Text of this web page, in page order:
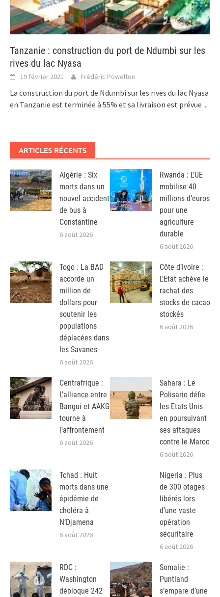
Tanzanie : construction du port de Ndumbi sur les
rives du lac Nyasa
19 février 2021 Frédéric Powelton
La construction du port de Ndumbi sur les rives du lac Nyasa
en Tanzanie est terminée à 55% et sa livraison est prévue ...
ARTICLES RÉCENTS
Algérie : Six
morts dans un
nouvel accident
de bus à
Constantine
6 août 2026
Rwanda : L’UE
mobilise 40
millions d’euros
pour une
agriculture
durable
6 août 2026
Togo : La BAD
accorde un
million de
dollars pour
soutenir les
populations
déplacées dans
les Savanes
6 août 2026
Côte d’Ivoire :
L’Etat achève le
rachat des
stocks de cacao
stockés
6 août 2026
Centrafrique :
L’alliance entre
Bangui et AAKG
tourne à
l’affrontement
6 août 2026
Sahara : Le
Polisario défie
les Etats Unis
en poursuivant
ses attaques
contre le Maroc
6 août 2026
Tchad : Huit
morts dans une
épidémie de
choléra à
N’Djamena
6 août 2026
Nigeria : Plus
de 300 otages
libérés lors
d’une vaste
opération
sécuritaire
6 août 2026
RDC :
Washington
débloque 242
Somalie :
Puntland
s’empare d’une